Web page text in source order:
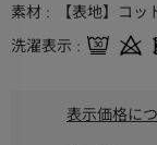
素材
【表地】コ
洗濯表示
表示価格に